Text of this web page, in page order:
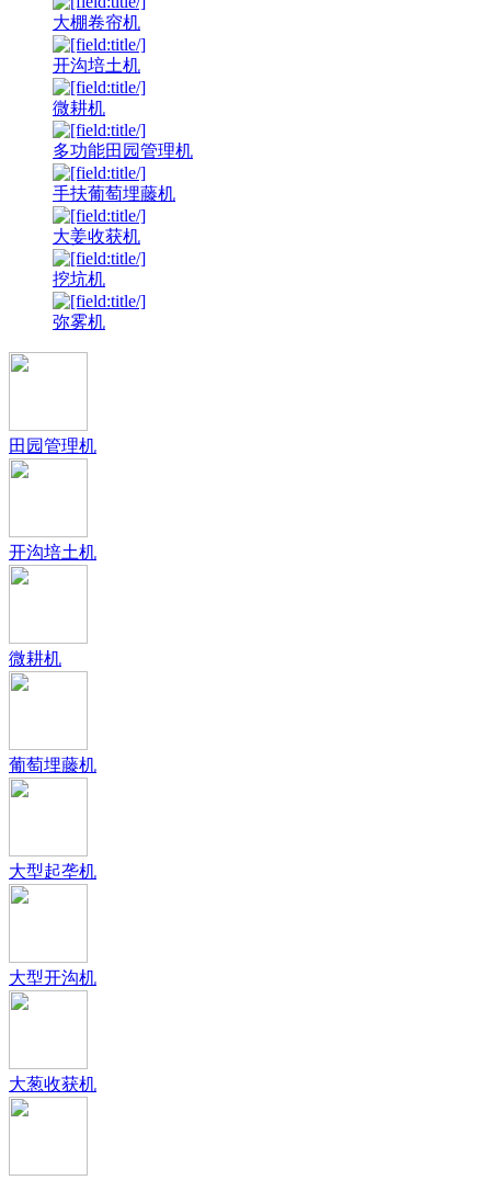
大棚卷帘机
开沟培土机
微耕机
多功能田园管理机
手扶葡萄埋藤机
大姜收获机
挖坑机
弥雾机
田园管理机
开沟培土机
微耕机
葡萄埋藤机
大型起垄机
大型开沟机
大葱收获机